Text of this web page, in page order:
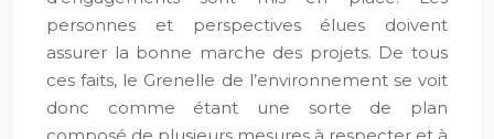
personnes et perspectives élues doivent
assurer la bonne marche des projets. De tous
ces faits, le Grenelle de l’environnement se voit
donc comme étant une sorte de plan